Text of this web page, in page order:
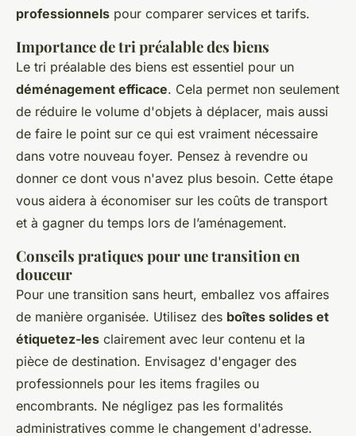
professionnels pour comparer services et tarifs.
Importance de tri préalable des biens
Le tri préalable des biens est essentiel pour un
déménagement efficace. Cela permet non seulement
de réduire le volume d'objets à déplacer, mais aussi
de faire le point sur ce qui est vraiment nécessaire
dans votre nouveau foyer. Pensez à revendre ou
donner ce dont vous n'avez plus besoin. Cette étape
vous aidera à économiser sur les coûts de transport
et à gagner du temps lors de l’aménagement.
Conseils pratiques pour une transition en
douceur
Pour une transition sans heurt, emballez vos affaires
de manière organisée. Utilisez des boîtes solides et
étiquetez-les clairement avec leur contenu et la
pièce de destination. Envisagez d'engager des
professionnels pour les items fragiles ou
encombrants. Ne négligez pas les formalités
administratives comme le changement d'adresse.